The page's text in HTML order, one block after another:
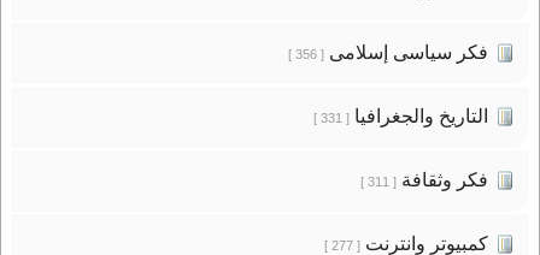
فكر سياسى إسلامى[ 356 ]
التاريخ والجغرافيا[ 331 ]
فكر وثقافة[ 311 ]
كمبيوتر وانترنت[ 277 ]